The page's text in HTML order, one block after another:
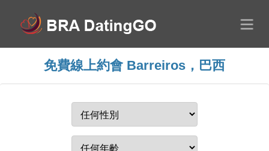
免費線上約會 Barreiros，巴西